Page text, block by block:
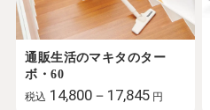
通販生活のマキタのター
ボ・60
税込 14,800－17,845 円